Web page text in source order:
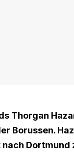
Thorgan
Borussen.
Dortmund